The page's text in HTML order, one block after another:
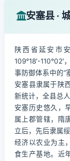
安塞县 ·
陕西省延安市
109°18′-
事防御体系中的“
安塞县隶属于陕
新统计，全县总
安塞历史悠久，
属上郡管辖，隋
立后，先后隶属
经济以农业为主
食生产基地。近